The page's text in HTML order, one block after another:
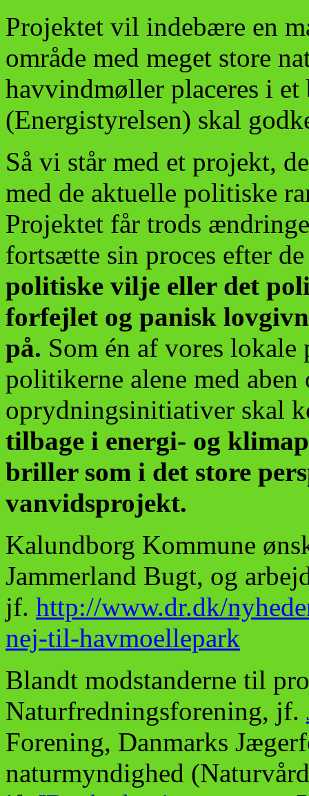
Projektet vil indebære en
område med meget store
havvindmøller placeres i
(Energistyrelsen) skal
Så vi står med et projekt,
med de aktuelle politiske
Projektet får trods
fortsætte sin proces efter
politiske vilje eller det
forfejlet og panisk
på. Som én af vores
politikerne alene med
oprydningsinitiativer skal
tilbage i energi- og
briller som i det store
vanvidsprojekt.
Kalundborg Kommune
Jammerland Bugt, og
jf. http://www.dr.dk/
nej-til-havmoellepark
Blandt modstanderne til
Naturfredningsforening, jf.
Forening, Danmarks
naturmyndighed